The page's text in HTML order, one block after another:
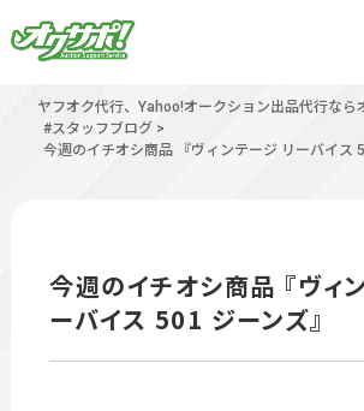
ヤフオク代行、Yahoo!オークション出品代行なら
#スタッフブログ >
今週のイチオシ商品 『ヴィンテージ リーバイス
今週のイチオシ商品 『ヴィ
ーバイス 501 ジーンズ』